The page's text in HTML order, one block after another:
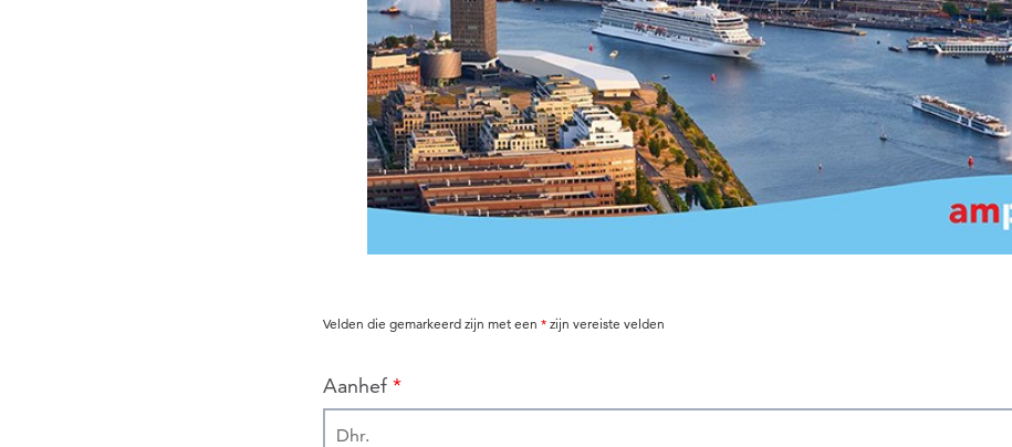
Velden die gemarkeerd zijn met een * zijn vereiste velden
Aanhef *